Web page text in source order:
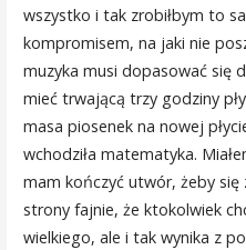
wszystko i tak zrobiłbym to
kompromisem, na jaki nie
muzyka musi dopasować się
mieć trwającą trzy godziny
masa piosenek na nowej
wchodziła matematyka.
mam kończyć utwór, żeby się
strony fajnie, że ktokolwiek
wielkiego, ale i tak wynika z